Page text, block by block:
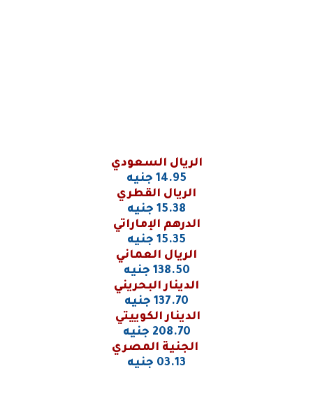
الريال السعودي
14.95 جنيه
الريال القطري
15.38 جنيه
الدرهم الإماراتي
15.35 جنيه
الريال العماني
138.50 جنيه
الدينار البحريني
137.70 جنيه
الدينار الكوييتي
208.70 جنيه
الجنية المصري
03.13 جنيه